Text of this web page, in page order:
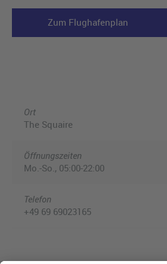
Zum Flughafenplan
Ort
The Squaire
Öffnungszeiten
Mo.-So., 05:00-22:00
Telefon
+49 69 69023165